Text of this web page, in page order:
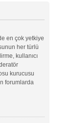
en çok yetkiye
her türlü
kullanıcı
kurucusu
forumlarda